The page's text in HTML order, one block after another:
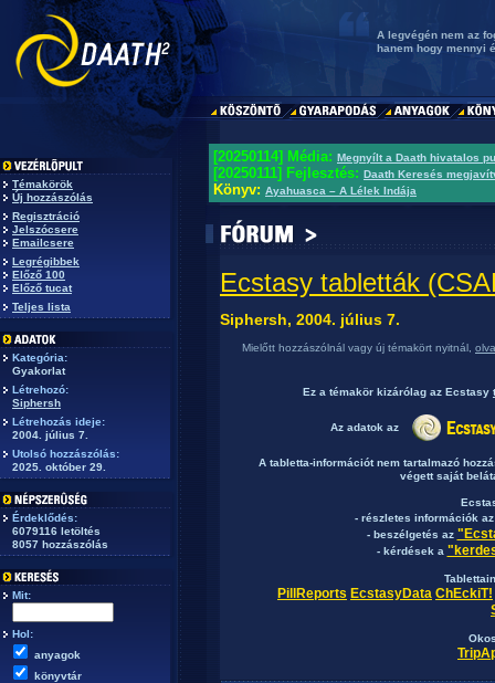
A legvégén nem az
hanem hogy mennyi
Témakörök
Új hozzászólás
Regisztráció
Jelszócsere
Emailcsere
Legrégibbek
Előző 100
Előző tucat
Teljes lista
Kategória:
Gyakorlat
Létrehozó:
Siphersh
Létrehozás ideje:
2004. július 7.
Utolsó hozzászólás:
2025. október 29.
Érdeklődés:
6079116 letöltés
8057 hozzászólás
Mit:
Hol:
anyagok
könyvtár
[20250114] Média: Megnyílt a Daath hivatalos
[20250111] Fejlesztés: Daath Keresés
Könyv: Ayahuasca – A Lélek Indája
Ecstasy tabletták
Siphersh, 2004. július 7.
Mielőtt hozzászólnál vagy új témakört nyitnál,
Ez a témakör kizárólag az Ecstasy
Az adatok az
A tabletta-információt nem tartalmazó
végett saját
- részletes információk
- beszélgetés az
- kérdések a
PillReports EcstasyData ChEckiT!